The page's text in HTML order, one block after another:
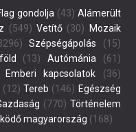
gondolja (43) Alámerült
(549) Vetítő(30)
Mozaik
Szépségápolás (15)
(13) Autómánia (61)
Emberi kapcsolatok (36)
(12) Tereb (146) Egészség
(770) Történelem
magyarország (168)